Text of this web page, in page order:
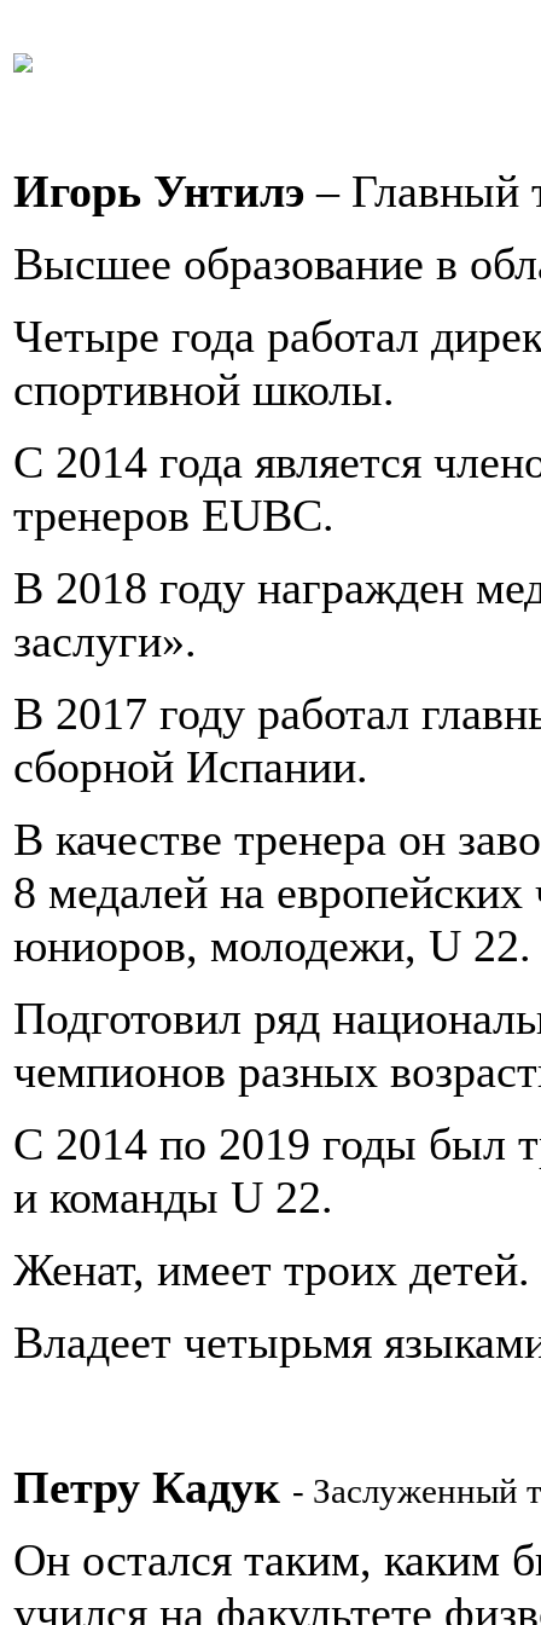
Игорь Унтилэ – Главный
Высшее образование в
Четыре года работал
спортивной школы.
С 2014 года является
тренеров EUBC.
В 2018 году награжден
заслуги».
В 2017 году работал
сборной Испании.
В качестве тренера он
8 медалей на
юниоров, молодежи, U 22.
Подготовил ряд
чемпионов разных
С 2014 по 2019 годы был
и команды U 22.
Женат, имеет троих детей.
Владеет четырьмя
Петру Кадук - Заслуженный
Он остался таким, каким
учился на факультете